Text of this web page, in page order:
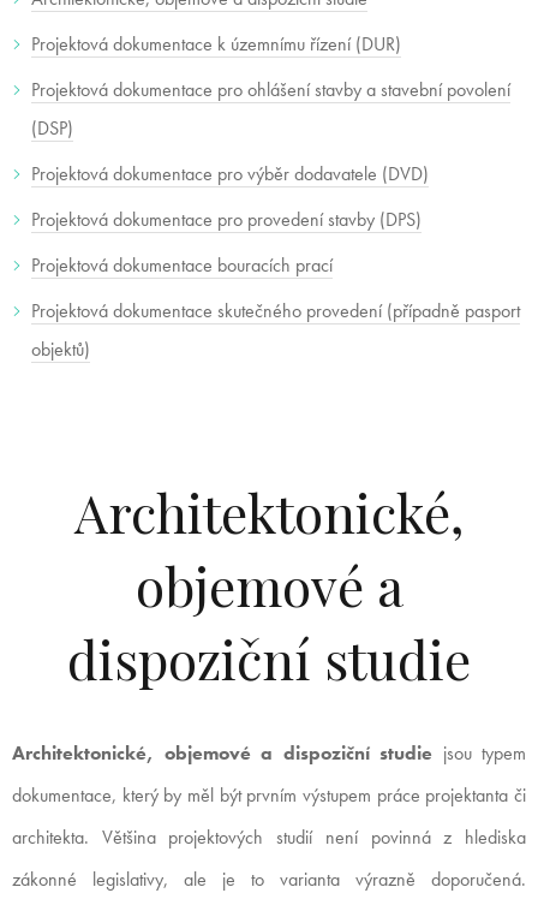
Projektová dokumentace k územnímu řízení (DUR)
Projektová dokumentace pro ohlášení stavby a stavební povolení
(DSP)
Projektová dokumentace pro výběr dodavatele (DVD)
Projektová dokumentace pro provedení stavby (DPS)
Projektová dokumentace bouracích prací
Projektová dokumentace skutečného provedení (případně pasport
objektů)
Architektonické,
objemové a
dispoziční studie
Architektonické, objemové a dispoziční studie jsou typem
dokumentace, který by měl být prvním výstupem práce projektanta či
architekta. Většina projektových studií není povinná z hlediska
zákonné legislativy, ale je to varianta výrazně doporučená.